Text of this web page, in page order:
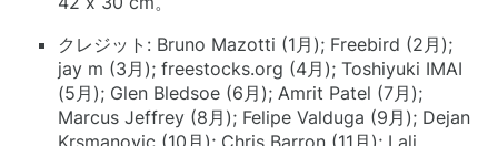
クレジット: Bruno Mazotti (1月); Freebird (2月);
jay m (3月); freestocks.org (4月); Toshiyuki IMAI
(5月); Glen Bledsoe (6月); Amrit Patel (7月);
Marcus Jeffrey (8月); Felipe Valduga (9月); Dejan
Krsmanovic (10月); Chris Barron (11月); Lali